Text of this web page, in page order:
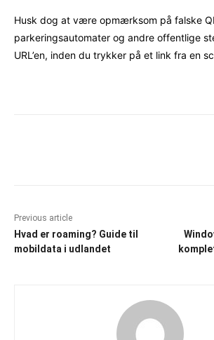
Husk dog at være opmærksom på falske
parkeringsautomater og andre offentlige
URL’en, inden du trykker på et link fra en
Previous article
Hvad er roaming? Guide til
mobildata i udlandet